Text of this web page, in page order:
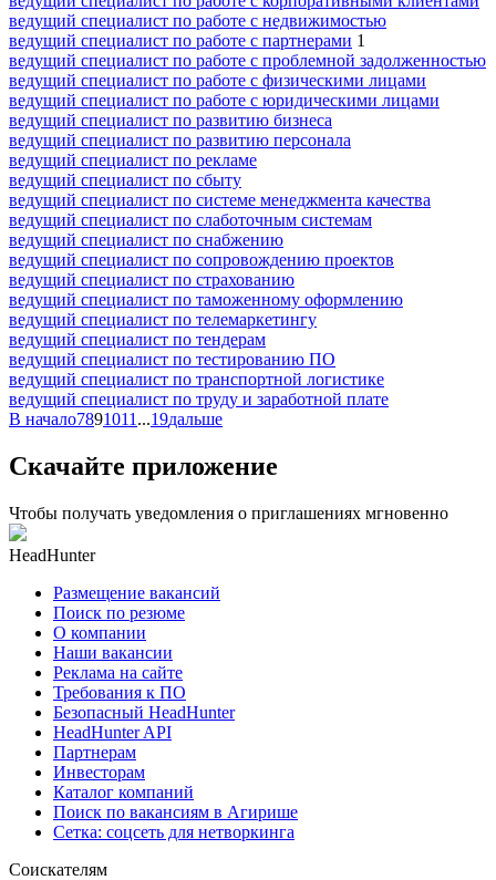
ведущий специалист по работе с недвижимостью
ведущий специалист по работе с партнерами 1
ведущий специалист по работе с проблемной задолженностью
ведущий специалист по работе с физическими лицами
ведущий специалист по работе с юридическими лицами
ведущий специалист по развитию бизнеса
ведущий специалист по развитию персонала
ведущий специалист по рекламе
ведущий специалист по сбыту
ведущий специалист по системе менеджмента качества
ведущий специалист по слаботочным системам
ведущий специалист по снабжению
ведущий специалист по сопровождению проектов
ведущий специалист по страхованию
ведущий специалист по таможенному оформлению
ведущий специалист по телемаркетингу
ведущий специалист по тендерам
ведущий специалист по тестированию ПО
ведущий специалист по транспортной логистике
ведущий специалист по труду и заработной плате
В начало7891011 ...19дальше
Скачайте приложение
Чтобы получать уведомления о приглашениях мгновенно
HeadHunter
Размещение вакансий
Поиск по резюме
О компании
Наши вакансии
Реклама на сайте
Требования к ПО
Безопасный HeadHunter
HeadHunter API
Партнерам
Инвесторам
Каталог компаний
Поиск по вакансиям в Агирише
Сетка: соцсеть для нетворкинга
Соискателям